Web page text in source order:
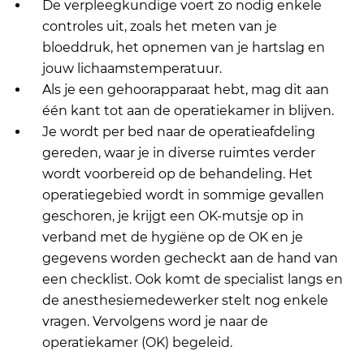
De verpleegkundige voert zo nodig enkele
controles uit, zoals het meten van je
bloeddruk, het opnemen van je hartslag en
jouw lichaamstemperatuur.
Als je een gehoorapparaat hebt, mag dit aan
één kant tot aan de operatiekamer in blijven.
Je wordt per bed naar de operatieafdeling
gereden, waar je in diverse ruimtes verder
wordt voorbereid op de behandeling. Het
operatiegebied wordt in sommige gevallen
geschoren, je krijgt een OK-mutsje op in
verband met de hygiëne op de OK en je
gegevens worden gecheckt aan de hand van
een checklist. Ook komt de specialist langs en
de anesthesiemedewerker stelt nog enkele
vragen. Vervolgens word je naar de
operatiekamer (OK) begeleid.